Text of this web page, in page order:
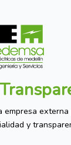
empresa
y